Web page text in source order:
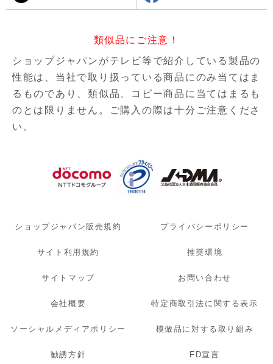
類似品にご注意！
ショップジャパンがテレビ等で紹介している製品の
性能は、当社で取り扱っている商品にのみ当てはま
るものであり、類似品、コピー商品に当てはまるも
のとは限りません。ご購入の際は十分ご注意くださ
い。
ショップジャパン販売規約 プライバシーポリシー
サイト利用規約 推奨環境
サイトマップ お問い合わせ
会社概要 特定商取引法に関する表示
ソーシャルメディアポリシー 模倣品に対する取り組み
勧誘方針 FD宣言